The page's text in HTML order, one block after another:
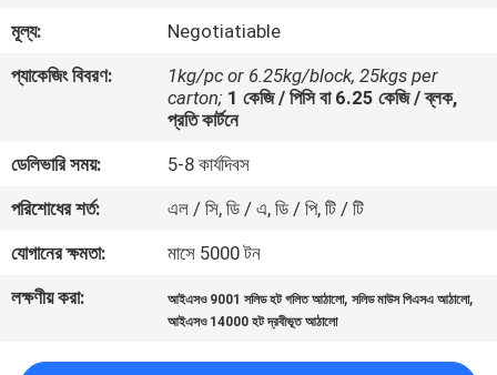
মান
নিয়ন্ত্রণ
আমাদের
সাথে
করুন
মূল্য:
Negotiatiable
প্যাকেজিং বিবরণ:
1kg/pc or 6.25kg/block, 25kgs per
carton; 1 কেজি / পিসি বা 6.25 কেজি / ব্লক,
প্রতি কার্টনে
ডেলিভারি সময়:
5-8 কার্যদিবস
পরিশোধের শর্ত:
এল / সি, ডি / এ, ডি / পি, টি / টি
যোগানের ক্ষমতা:
মাসে 5000 টন
লক্ষণীয় করা:
আইএসও 9001 সলিড হট গলিত আঠালো,সলিড মাউস পিএসএ আঠালো,
আইএসও 14000 হট দ্রবীভূত আঠালো